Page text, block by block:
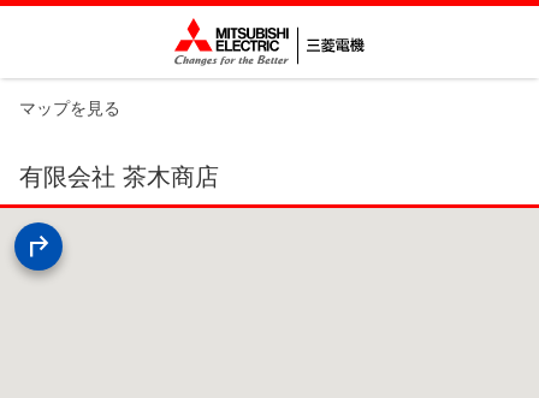
マップを見る
有限会社 茶木商店